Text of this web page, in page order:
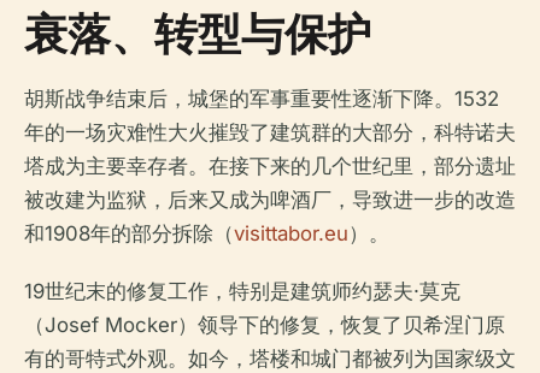
衰落、转型与保护
胡斯战争结束后，城堡的军事重要性逐渐下降。1532
年的一场灾难性大火摧毁了建筑群的大部分，科特诺夫
塔成为主要幸存者。在接下来的几个世纪里，部分遗址
被改建为监狱，后来又成为啤酒厂，导致进一步的改造
和1908年的部分拆除（visittabor.eu）。
19世纪末的修复工作，特别是建筑师约瑟夫·莫克
（Josef Mocker）领导下的修复，恢复了贝希涅门原
有的哥特式外观。如今，塔楼和城门都被列为国家级文